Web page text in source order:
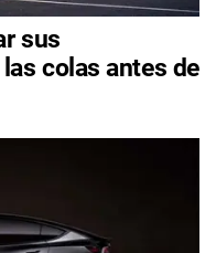
sus
colas antes de